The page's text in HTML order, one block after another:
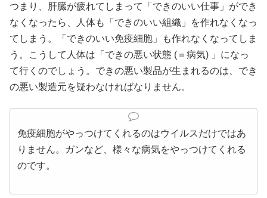
つまり、肝臓が疲れてしまって「できのいい仕事」ができ
なくなったら、人体も「できのいい組織」を作れなくなっ
てしまう。「できのいい免疫細胞」も作れなくなってしま
う。こうして人体は「できの悪い状態 (＝病気) 」になっ
て行くのでしょう。できの悪い製品が生まれるのは、でき
の悪い製造元を疑わなければなりません。
免疫細胞がやっつけてくれるのはウイルスだけではあ
りません。ガンなど、様々な病気をやっつけてくれる
のです。